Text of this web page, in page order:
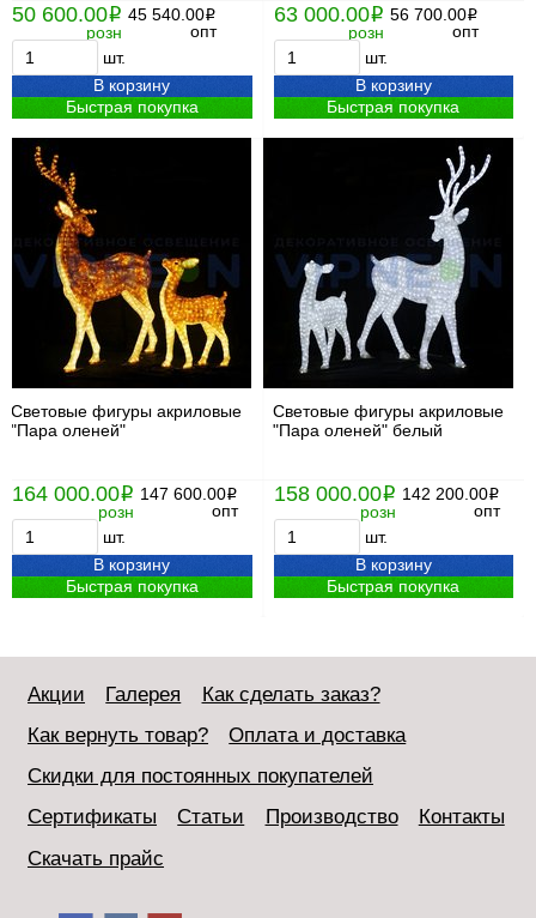
50 600.00i
розн
45 540.00i
опт
шт.
В корзину
Быстрая покупка
63 000.00i
розн
56 700.00i
опт
шт.
В корзину
Быстрая покупка
Световые фигуры акриловые
"Пара оленей"
164 000.00i
розн
147 600.00i
опт
шт.
В корзину
Быстрая покупка
Световые фигуры акриловые
"Пара оленей" белый
158 000.00i
розн
142 200.00i
опт
шт.
В корзину
Быстрая покупка
Акции Галерея
Как сделать заказ?
Как вернуть товар?
Оплата и доставка
Скидки для постоянных покупателей
Сертификаты
Статьи Производство
Контакты
Скачать прайс